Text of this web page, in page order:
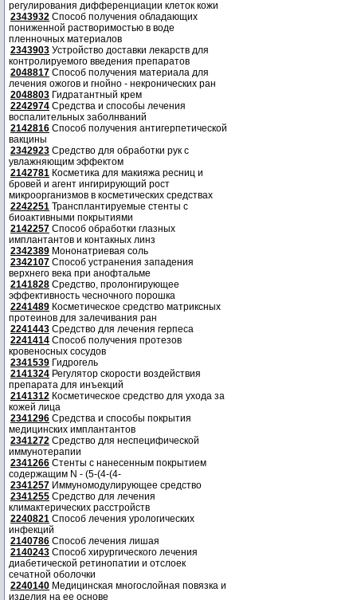
регулирования дифференциации клеток кожи
2343932 Способ получения обладающих
пониженной растворимостью в воде
пленночных материалов
2343903 Устройство доставки лекарств для
контролируемого введения препаратов
2048817 Способ получения материала для
лечения ожогов и гнойно - некронических ран
2048803 Гидратантный крем
2242974 Средства и способы лечения
воспалительных заболнваний
2142816 Способ получения антигерпетической
вакцины
2342923 Средство для обработки рук с
увлажняющим эффектом
2142781 Косметика для макияжа ресниц и
бровей и агент ингирирующий рост
микроорганизмов в косметических средствах
2242251 Трансплантируемые стенты с
биоактивными покрытиями
2142257 Способ обработки глазных
имплантантов и контакных линз
2342389 Мононатриевая соль
2342107 Способ устранения западения
верхнего века при анофтальме
2141828 Средство, пролонгирующее
эффективность чесночного порошка
2241489 Косметическое средство матриксных
протеинов для залечивания ран
2241443 Средство для лечения герпеса
2241414 Способ получения протезов
кровеносных сосудов
2341539 Гидрогель
2141324 Регулятор скорости воздействия
препарата для инъекций
2141312 Косметическое средство для ухода за
кожей лица
2341296 Средства и способы покрытия
медицинских имплантантов
2341272 Средство для неспецифической
иммунотерапии
2341266 Стенты с нанесенным покрытием
содержащим N - (5-(4-(4-
2341257 Иммуномодулирующее средство
2341255 Средство для лечения
климактерических расстройств
2240821 Способ лечения урологических
инфекций
2140786 Способ лечения лишая
2140243 Способ хирургического лечения
диабетической ретинопатии и отслоек
сечатной оболочки
2240140 Медицинская многослойная повязка и
изделия на ее основе